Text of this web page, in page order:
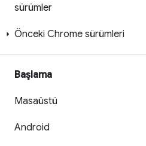
sürümler
Önceki Chrome sürümleri
Başlama
Masaüstü
Android